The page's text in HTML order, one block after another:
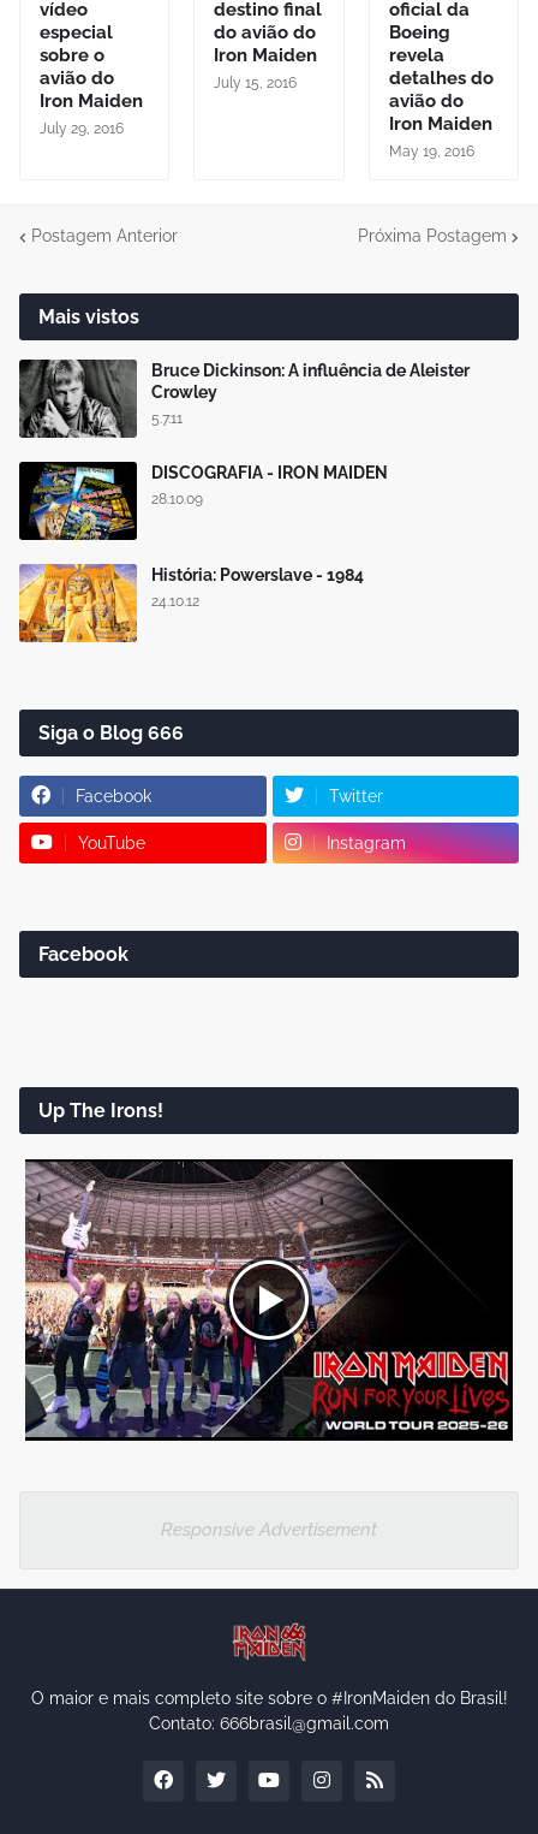
vídeo
especial
sobre o
avião do
Iron Maiden
July 29, 2016
destino final
do avião do
Iron Maiden
July 15, 2016
oficial da
Boeing
revela
detalhes do
avião do
Iron Maiden
May 19, 2016
Postagem Anterior Próxima Postagem
Mais vistos
Bruce Dickinson: A influência de Aleister
Crowley
5.7.11
DISCOGRAFIA - IRON MAIDEN
28.10.09
História: Powerslave - 1984
24.10.12
Siga o Blog 666
Facebook Twitter
YouTube Instagram
Facebook
Up The Irons!
Responsive Advertisement
O maior e mais completo site sobre o #IronMaiden do Brasil!
Contato: 666brasil@gmail.com